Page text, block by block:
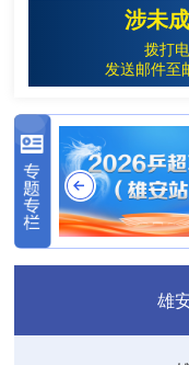
涉未
拨打
发送邮件至
雄